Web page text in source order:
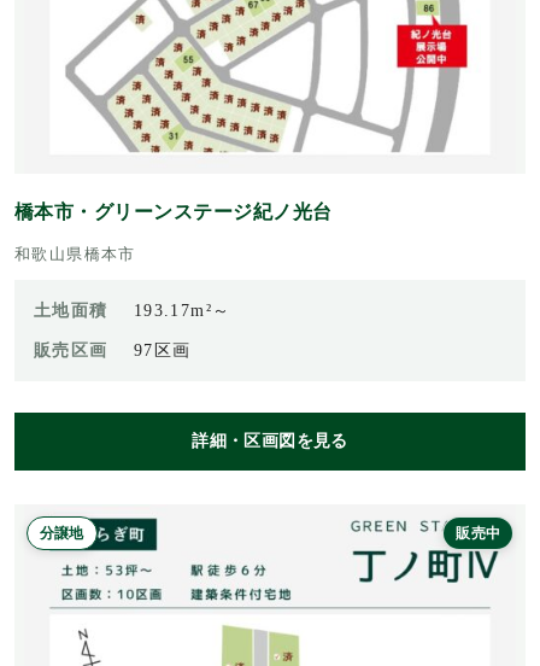
橋本市・グリーンステージ紀ノ光台
和歌山県橋本市
土地面積 193.17m²～
販売区画 97区画
詳細・区画図を見る
分譲地 販売中